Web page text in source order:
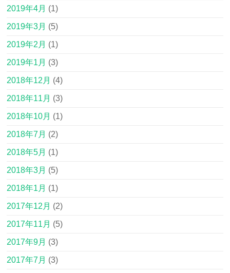
2019年4月 (1)
2019年3月 (5)
2019年2月 (1)
2019年1月 (3)
2018年12月 (4)
2018年11月 (3)
2018年10月 (1)
2018年7月 (2)
2018年5月 (1)
2018年3月 (5)
2018年1月 (1)
2017年12月 (2)
2017年11月 (5)
2017年9月 (3)
2017年7月 (3)